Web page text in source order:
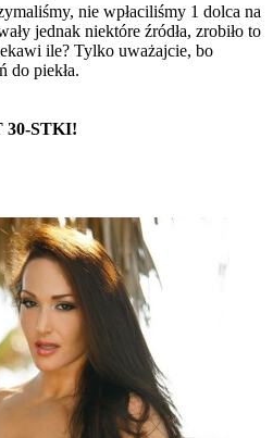
nie wpłaciliśmy 1 dolca na
jednak niektóre źródła, zrobiło to
ile? Tylko uważajcie, bo
do piekła.
30-STKI!